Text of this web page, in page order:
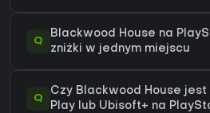
Q
Blackwood House na
zniżki w jednym miejscu
Q
Czy Blackwood House jest
Play lub Ubisoft+ na